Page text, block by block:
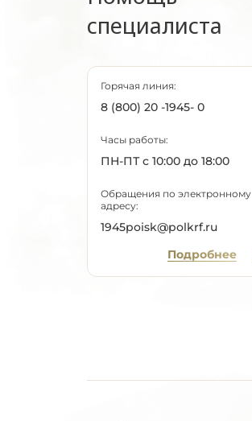
специалиста
Горячая линия:
8 (800) 20 -1945- 0
Часы работы:
ПН-ПТ с 10:00 до 18:00
Обращения по электронному
адресу:
1945poisk@polkrf.ru
Подробнее